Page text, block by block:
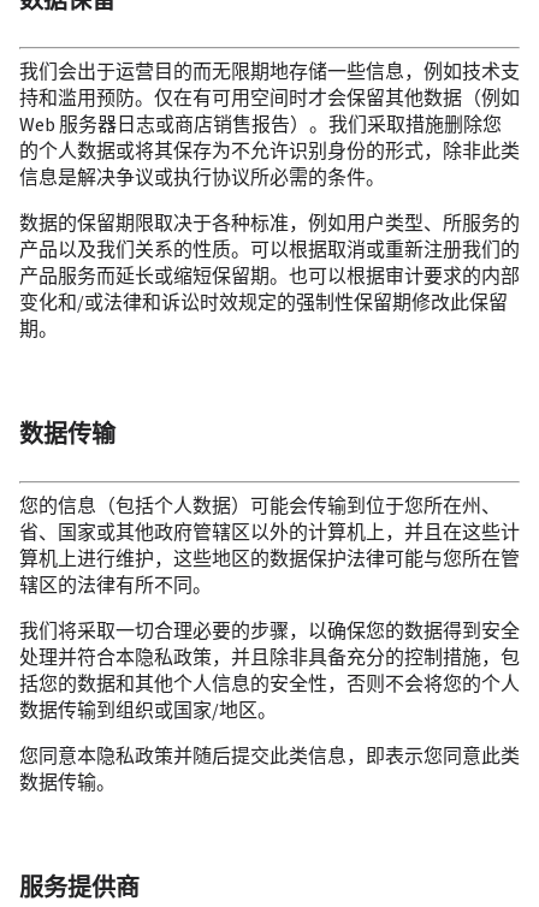
我们会出于运营目的而无限期地存储一些信息，例如技术支
持和滥用预防。仅在有可用空间时才会保留其他数据（例如
Web 服务器日志或商店销售报告）。我们采取措施删除您
的个人数据或将其保存为不允许识别身份的形式，除非此类
信息是解决争议或执行协议所必需的条件。
数据的保留期限取决于各种标准，例如用户类型、所服务的
产品以及我们关系的性质。可以根据取消或重新注册我们的
产品服务而延长或缩短保留期。也可以根据审计要求的内部
变化和/或法律和诉讼时效规定的强制性保留期修改此保留
期。
数据传输
您的信息（包括个人数据）可能会传输到位于您所在州、
省、国家或其他政府管辖区以外的计算机上，并且在这些计
算机上进行维护，这些地区的数据保护法律可能与您所在管
辖区的法律有所不同。
我们将采取一切合理必要的步骤，以确保您的数据得到安全
处理并符合本隐私政策，并且除非具备充分的控制措施，包
括您的数据和其他个人信息的安全性，否则不会将您的个人
数据传输到组织或国家/地区。
您同意本隐私政策并随后提交此类信息，即表示您同意此类
数据传输。
服务提供商